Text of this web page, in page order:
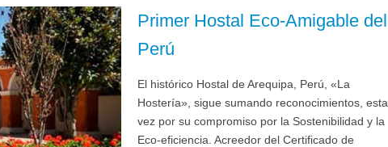
Primer Hostal Eco-Amigable del
Perú
El histórico Hostal de Arequipa, Perú, «La
Hostería», sigue sumando reconocimientos, esta
vez por su compromiso por la Sostenibilidad y la
Eco-eficiencia. Acreedor del Certificado de